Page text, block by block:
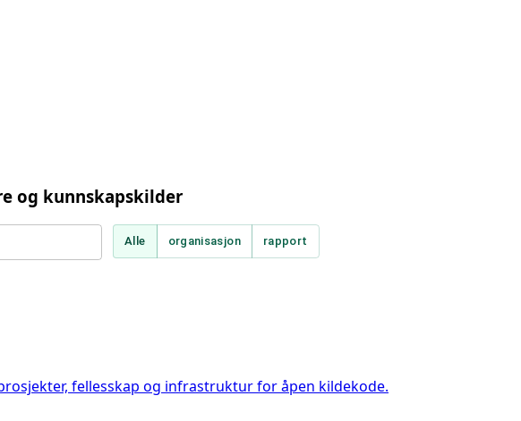
og kunnskapskilder
Alle organisasjon rapport
fellesskap og infrastruktur for åpen kildekode.